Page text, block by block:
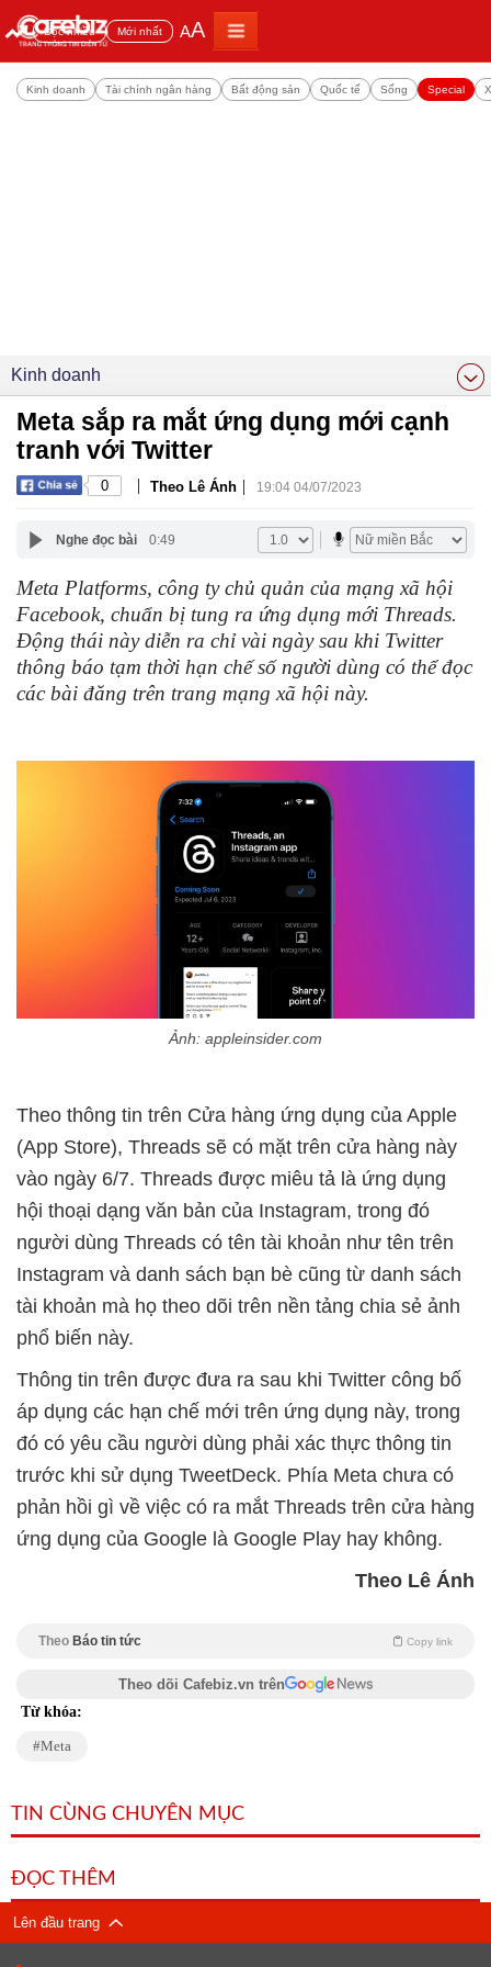
Đọc nhiều Mới nhất AA
Kinh doanh Tài chính ngân hàng Bất động sản Quốc tế Sống Special
Kinh doanh
Meta sắp ra mắt ứng dụng mới cạnh
tranh với Twitter
0 | Theo Lê Ánh | 19:04 04/07/2023
Nghe đọc bài 0:49
Meta Platforms, công ty chủ quản của mạng xã hội
Facebook, chuẩn bị tung ra ứng dụng mới Threads.
Động thái này diễn ra chỉ vài ngày sau khi Twitter
thông báo tạm thời hạn chế số người dùng có thể đọc
các bài đăng trên trang mạng xã hội này.
Ảnh: appleinsider.com
Theo thông tin trên Cửa hàng ứng dụng của Apple
(App Store), Threads sẽ có mặt trên cửa hàng này
vào ngày 6/7. Threads được miêu tả là ứng dụng
hội thoại dạng văn bản của Instagram, trong đó
người dùng Threads có tên tài khoản như tên trên
Instagram và danh sách bạn bè cũng từ danh sách
tài khoản mà họ theo dõi trên nền tảng chia sẻ ảnh
phổ biến này.
Thông tin trên được đưa ra sau khi Twitter công bố
áp dụng các hạn chế mới trên ứng dụng này, trong
đó có yêu cầu người dùng phải xác thực thông tin
trước khi sử dụng TweetDeck. Phía Meta chưa có
phản hồi gì về việc có ra mắt Threads trên cửa hàng
ứng dụng của Google là Google Play hay không.
Theo Lê Ánh
Theo Báo tin tức Copy link
Theo dõi Cafebiz.vn trên
Từ khóa:
Meta
TIN CÙNG CHUYÊN MỤC
ĐỌC THÊM
Lên đầu trang